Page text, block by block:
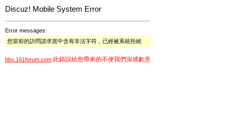
Discuz! Mobile System Error
Error messages:
您當前的訪問請求當中含有非法字符，已經被系統拒絕
bbs.161forum.com 此錯誤給您帶來的不便我們深感歉意